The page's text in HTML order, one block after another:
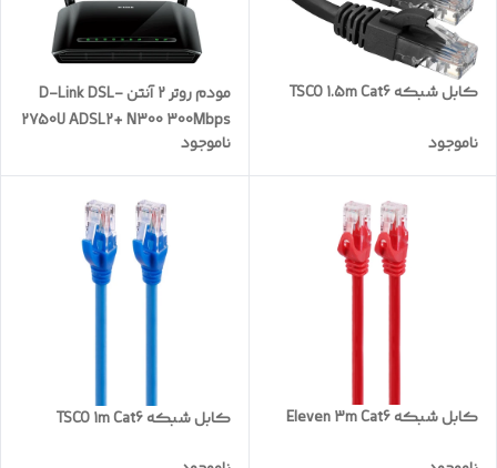
کابل شبکه TSCO 1.5m Cat6
ناموجود
مودم روتر 2 آنتن D-Link DSL-
2750U ADSL2+ N300 300Mbps
ناموجود
کابل شبکه Eleven 3m Cat6 کابل شبکه TSCO 1m Cat6